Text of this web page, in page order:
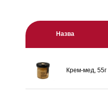
Назва
Крем-мед, 55г